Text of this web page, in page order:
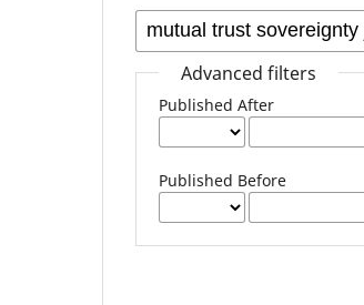
Advanced filters
Published After
Published Before